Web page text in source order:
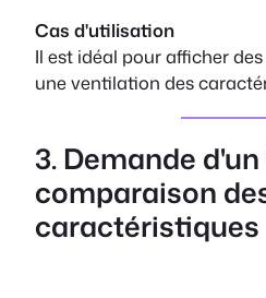
Cas d'utilisation
Il est idéal pour afficher
une ventilation des
3. Demande
comparaison
caractéristiques